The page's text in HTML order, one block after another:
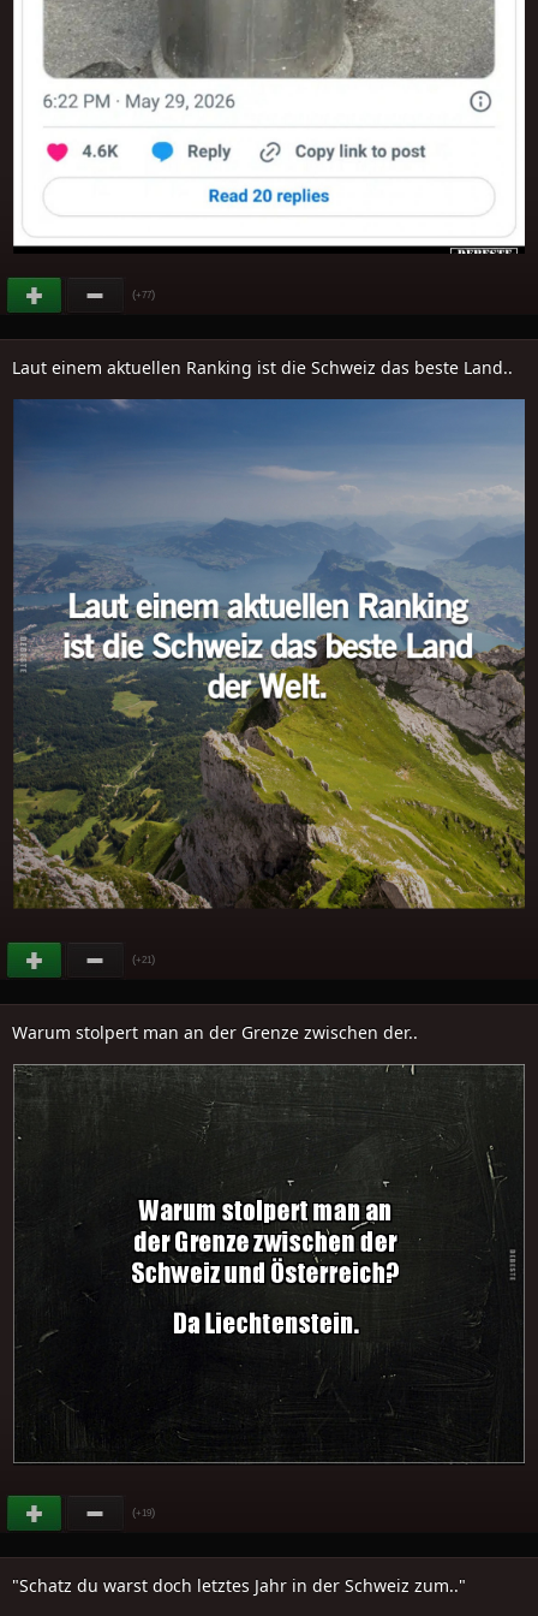
(+77)
Laut einem aktuellen Ranking ist die Schweiz das beste Land..
(+21)
Warum stolpert man an der Grenze zwischen der..
(+19)
"Schatz du warst doch letztes Jahr in der Schweiz zum.."